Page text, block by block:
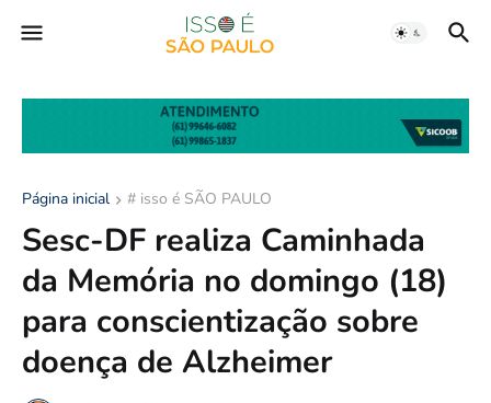
Página inicial # isso é SÃO PAULO
Sesc-DF realiza Caminhada
da Memória no domingo (18)
para conscientização sobre
doença de Alzheimer